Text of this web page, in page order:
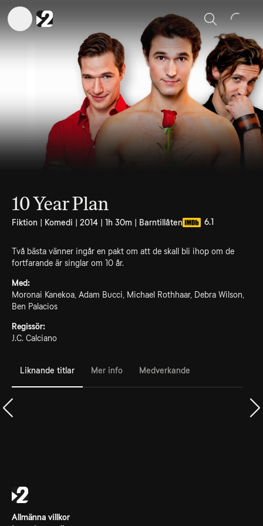
Sök
10 Year Plan
Fiktion | Komedi | 2014 | 1h 30m | Barntillåten 6.1
Två bästa vänner ingår en pakt om att de skall bli ihop om de
fortfarande är singlar om 10 år.
Med:
Moronai Kanekoa, Adam Bucci, Michael Rothhaar, Debra Wilson,
Ben Palacios
Regissör:
J.C. Calciano
Liknande titlar Mer info Medverkande
Allmänna villkor